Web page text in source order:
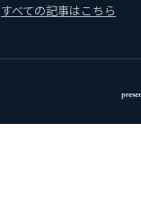
すべての記事はこちら